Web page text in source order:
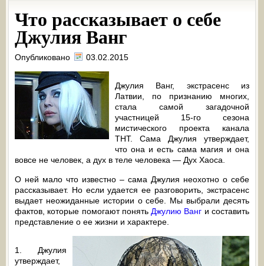
Что рассказывает о себе
Джулия Ванг
Опубликовано 03.02.2015
Джулия Ванг, экстрасенс из
Латвии, по признанию многих,
стала самой загадочной
участницей 15-го сезона
мистического проекта канала
ТНТ. Сама Джулия утверждает,
что она и есть сама магия и она
вовсе не человек, а дух в теле человека — Дух Хаоса.
О ней мало что известно – сама Джулия неохотно о себе
рассказывает. Но если удается ее разговорить, экстрасенс
выдает неожиданные истории о себе. Мы выбрали десять
фактов, которые помогают понять Джулию Ванг и составить
представление о ее жизни и характере.
1. Джулия
утверждает,